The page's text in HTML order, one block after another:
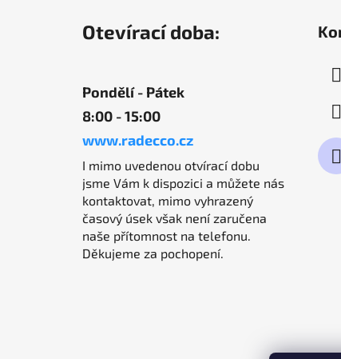
Otevírací doba:
Pondělí - Pátek
8:00 - 15:00
www.radecco.cz
I mimo uvedenou otvírací dobu
jsme Vám k dispozici a můžete nás
kontaktovat, mimo vyhrazený
časový úsek však není zaručena
naše přítomnost na telefonu.
Děkujeme za pochopení.